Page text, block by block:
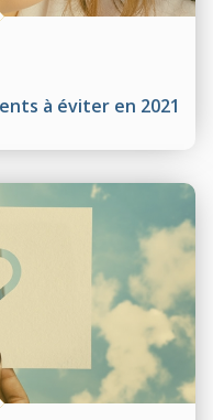
à éviter en 2021